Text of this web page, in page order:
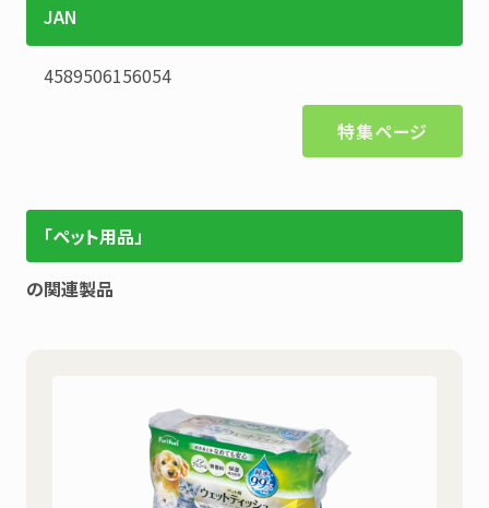
JAN
4589506156054
特集ページ
「ペット用品」
の関連製品